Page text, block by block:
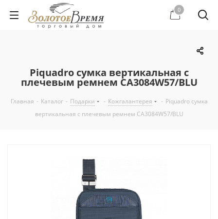
0
Piquadro сумка вертикальная с
плечевым ремнем CA3084W57/BLU
Главная - Каталог - Подарки - Кожгалантерея - Piquadro сумка
вертикальная с плечевым ремнем CA3084W57/BLU